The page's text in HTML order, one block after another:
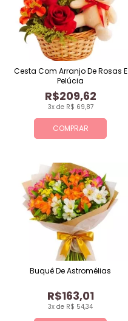
COMPRAR
3x de R$ 69,87
R$209,62
Cesta Com Arranjo De Rosas E
Pelúcia
3x de R$ 54,34
R$163,01
Buquê De Astromélias